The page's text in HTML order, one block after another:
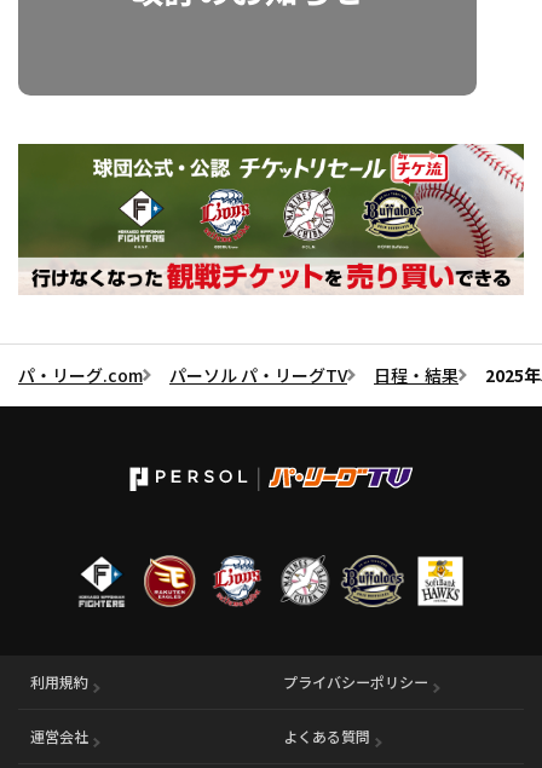
パ・リーグ.com パーソル パ・リーグTV 日程・結果 2025
利用規約 プライバシーポリシー
運営会社 （別ウィンドウで開く） よくある質問